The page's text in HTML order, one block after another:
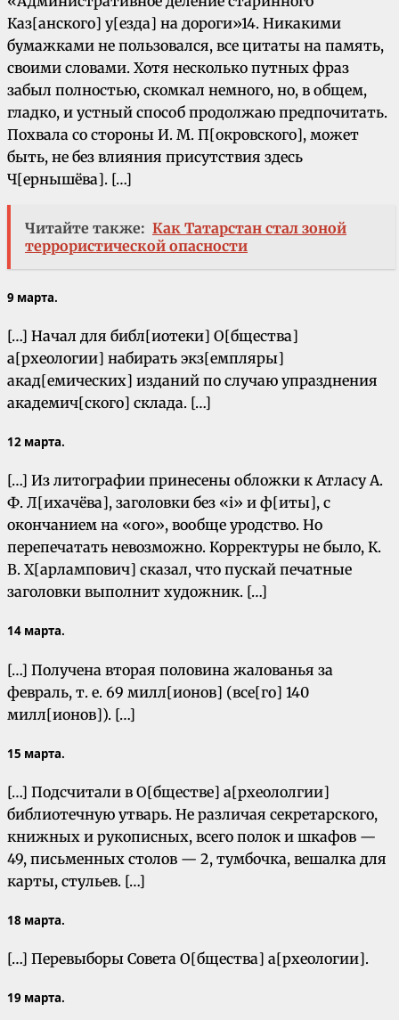
Каз[анского] у[езда] на дороги»14. Никакими
бумажками не пользовался, все цитаты на память,
своими словами. Хотя несколько путных фраз
забыл полностью, скомкал немного, но, в общем,
гладко, и устный способ продолжаю предпочитать.
Похвала со стороны И. М. П[окровского], может
быть, не без влияния присутствия здесь
Ч[ернышёва]. […]
Читайте также: Как Татарстан стал зоной
террористической опасности
9 марта.
[…] Начал для библ[иотеки] О[бщества]
а[рхеологии] набирать экз[емпляры]
акад[емических] изданий по случаю упразднения
академич[ского] склада. […]
12 марта.
[…] Из литографии принесены обложки к Атласу А.
Ф. Л[ихачёва], заголовки без «i» и ф[иты], с
окончанием на «ого», вообще уродство. Но
перепечатать невозможно. Корректуры не было, К.
В. Х[арлампович] сказал, что пускай печатные
заголовки выполнит художник. […]
14 марта.
[…] Получена вторая половина жалованья за
февраль, т. е. 69 милл[ионов] (все[го] 140
милл[ионов]). […]
15 марта.
[…] Подсчитали в О[бществе] а[рхеололгии]
библиотечную утварь. Не различая секретарского,
книжных и рукописных, всего полок и шкафов —
49, письменных столов — 2, тумбочка, вешалка для
карты, стульев. […]
18 марта.
[…] Перевыборы Совета О[бщества] а[рхеологии].
19 марта.